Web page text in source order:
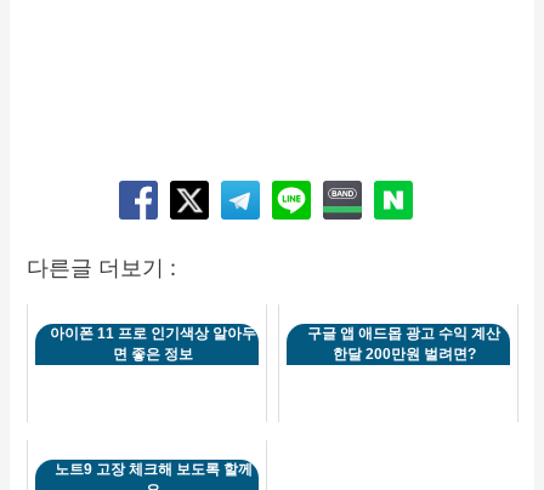
다른글 더보기 :
아이폰 11 프로 인기색상 알아두
면 좋은 정보
구글 앱 애드몹 광고 수익 계산
한달 200만원 벌려면?
노트9 고장 체크해 보도록 할께